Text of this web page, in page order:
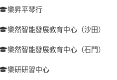
樂昇平琴行
樂然智能發展教育中心（沙田）
樂然智能發展教育中心（石門）
樂研研習中心